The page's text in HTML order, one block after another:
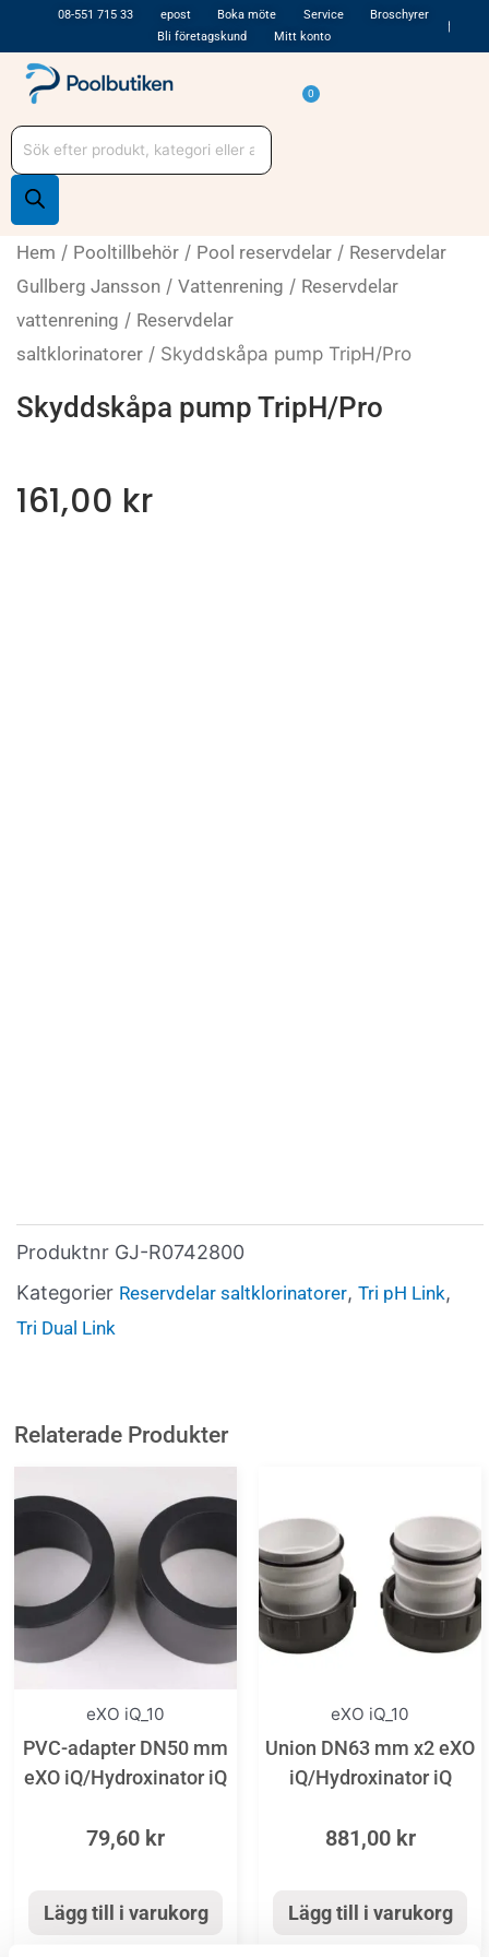
till
innehåll
08-551 715 33 epost Boka möte Service
Broschyrer
Bli företagskund
Mitt konto
0
Varukorg
Produktsökning
Hem / Pooltillbehör / Pool reservdelar / Reservdelar
Gullberg Jansson / Vattenrening / Reservdelar
vattenrening / Reservdelar
saltklorinatorer / Skyddskåpa pump TripH/Pro
Skyddskåpa pump TripH/Pro
161,00 kr
Produktnr GJ-R0742800
Kategorier Reservdelar saltklorinatorer, Tri pH Link,
Tri Dual Link
Relaterade Produkter
eXO iQ_10
PVC-adapter DN50 mm
eXO iQ/Hydroxinator iQ
79,60 kr
Lägg till i varukorg
eXO iQ_10
Union DN63 mm x2 eXO
iQ/Hydroxinator iQ
881,00 kr
Lägg till i varukorg